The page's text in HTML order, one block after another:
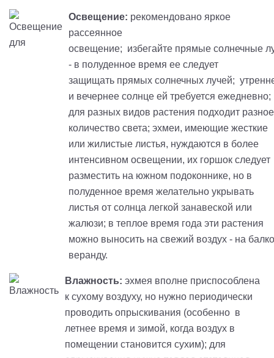
Освещение: рекомендовано яркое
рассеянное
освещение; избегайте прямые солнечные
- в полуденное время ее следует
защищать прямых солнечных лучей;
и вечернее солнце ей требуется ежедневно;
для разных видов растения подходит разное
количество света; эхмеи, имеющие жесткие
или жилистые листья, нуждаются в более
интенсивном освещении, их горшок следует
разместить на южном подоконнике, но в
полуденное время желательно укрывать
листья от солнца легкой занавеской или
жалюзи; в теплое время года эти растения
можно выносить на свежий воздух - на
веранду.
Влажность: эхмея вполне приспособлена
к сухому воздуху, но нужно периодически
проводить опрыскивания (особенно в
летнее время и зимой, когда воздух в
помещении становится сухим); для